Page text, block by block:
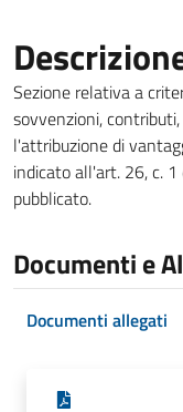
Sezione relativa a
sovvenzioni,
l'attribuzione di
indicato all'art. 26, c.
pubblicato.
Documenti e
Documenti allegati